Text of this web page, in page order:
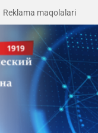
Reklama maqolalari